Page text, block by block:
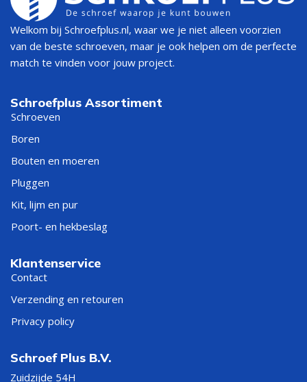
Welkom bij Schroefplus.nl, waar we je niet alleen voorzien
van de beste schroeven, maar je ook helpen om de perfecte
match te vinden voor jouw project.
Schroefplus Assortiment
Schroeven
Boren
Bouten en moeren
Pluggen
Kit, lijm en pur
Poort- en hekbeslag
Klantenservice
Contact
Verzending en retouren
Privacy policy
Schroef Plus B.V.
Zuidzijde 54H